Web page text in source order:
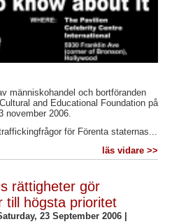
människohandel och bortföranden
and Educational Foundation på
november 2006.
för Förenta staternas...
läs vidare >>
rättigheter gör
till högsta prioritet
23 September 2006